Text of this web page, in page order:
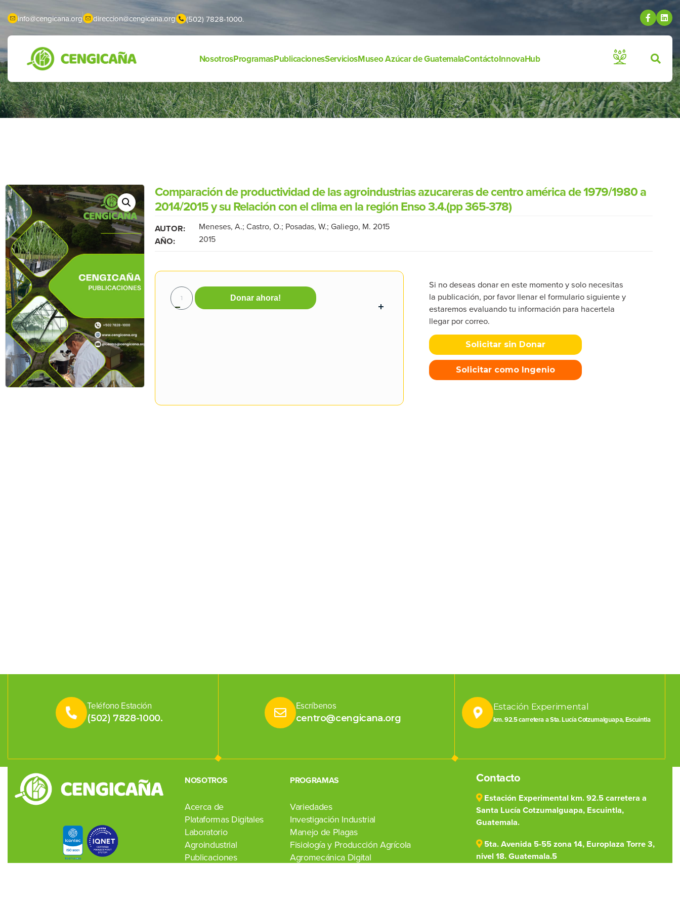
info@cengicana.org direccion@cengicana.org (502) 7828-1000.
NosotrosProgramasPublicacionesServiciosMuseo Azúcar de GuatemalaContáctoInnovaHub
Comparación de productividad de las agroindustrias azucareras de centro américa de 1979/1980 a
2014/2015 y su Relación con el clima en la región Enso 3.4.(pp 365-378)
AUTOR: Meneses, A.; Castro, O.; Posadas, W.; Galiego, M. 2015
AÑO: 2015
Donar ahora!
Si no deseas donar en este momento y solo necesitas
la publicación, por favor llenar el formulario siguiente y
estaremos evaluando tu información para hacertela
llegar por correo.
Solicitar sin Donar
Solicitar como Ingenio
Teléfono Estación
(502) 7828-1000.
Escríbenos
centro@cengicana.org
Estación Experimental
km. 92.5 carretera a Sta. Lucía Cotzumalguapa, Escuintla
NOSOTROS
Acerca de
Plataformas Digitales
Laboratorio
Agroindustrial
Publicaciones
PROGRAMAS
Variedades
Investigación Industrial
Manejo de Plagas
Fisiología y Producción Agrícola
Agromecánica Digital
Contacto
Estación Experimental km. 92.5 carretera a
Santa Lucía Cotzumalguapa, Escuintla,
Guatemala.
5ta. Avenida 5-55 zona 14, Europlaza Torre 3,
nivel 18. Guatemala.5